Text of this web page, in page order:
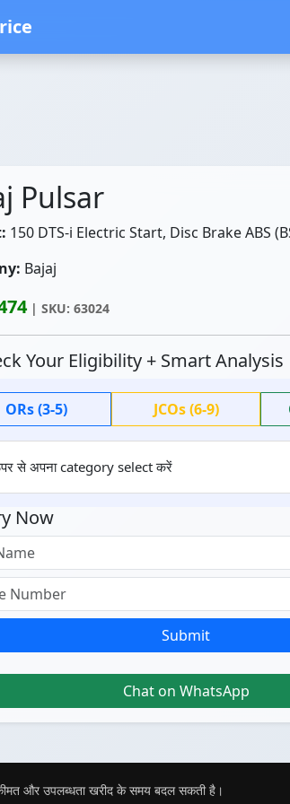
Pulsar
150 DTS-i Electric Start, Disc Brake ABS
Bajaj
| SKU: 63024
Your Eligibility + Smart Analysis
ORs (3-5) JCOs (6-9)
से अपना category select करें
Now
Submit
Chat on WhatsApp
और उपलब्धता खरीद के समय बदल सकती है।